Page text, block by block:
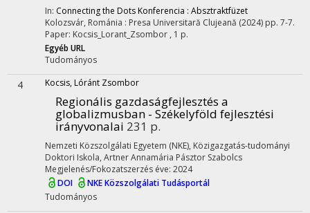
In: Connecting the Dots Konferencia : Absztraktfüzet
Kolozsvár, Románia : Presa Universitară Clujeană (2024) pp. 7-7.
Paper: Kocsis_Lorant_Zsombor , 1 p.
Egyéb URL
Tudományos
4 Kocsis, Lóránt Zsombor
Regionális gazdaságfejlesztés a
globalizmusban - Székelyföld fejlesztési
irányvonalai 231 p.
Nemzeti Közszolgálati Egyetem (NKE), Közigazgatás-tudományi
Doktori Iskola, Artner Annamária Pásztor Szabolcs
Megjelenés/Fokozatszerzés éve: 2024
DOI
NKE Közszolgálati Tudásportál
Tudományos